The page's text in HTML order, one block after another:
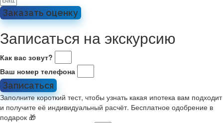
Заказать оценку
Записаться на экскурсию
Как вас зовут?
Ваш номер телефона
Записаться
Заполните короткий тест, чтобы узнать какая ипотека вам подходит
и получите её индивидуальный расчёт. Бесплатное одобрение в
подарок 🎁